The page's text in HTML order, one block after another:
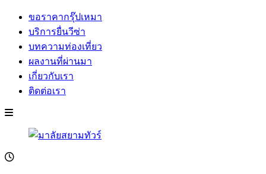
ขอราคากรุ๊ปเหมา
บริการยื่นวีซ่า
บทความท่องเที่ยว
ผลงานที่ผ่านมา
เกี่ยวกับเรา
ติดต่อเรา